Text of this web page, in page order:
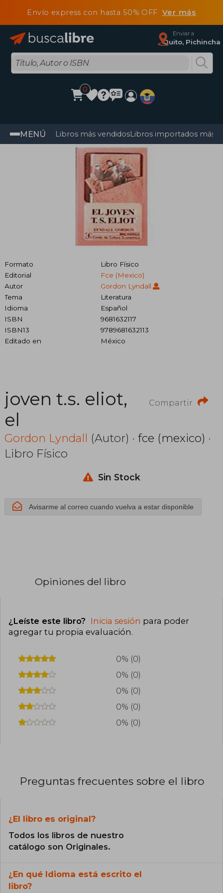
Envío express con hasta 50% OFF Ver más
Enviar a
Quito, Pichincha
0
MENÚ Libros más vendidosLibros importados más
Formato
Libro Físico
Editorial
Fce (mexico)
Autor
Gordon Lyndall
Tema
Literatura
Idioma
Español
ISBN
9681632117
ISBN13
9789681632113
Editado en
México
Compartir
joven t.s. eliot,
el
Gordon Lyndall (Autor) · fce (mexico) ·
Libro Físico
Sin Stock
Avisarme al correo cuando vuelva a estar disponible
Opiniones del libro
¿Leíste este libro? Inicia sesión para poder
agregar tu propia evaluación.
0% (0)
0% (0)
0% (0)
0% (0)
0% (0)
Preguntas frecuentes sobre el libro
¿El libro es original?
Todos los libros de nuestro
catálogo son Originales.
¿En qué Idioma está escrito el
libro?